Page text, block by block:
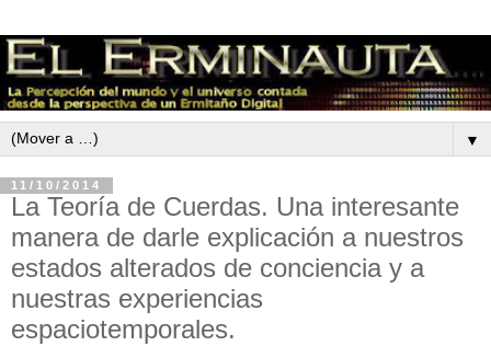
▼
11/10/2014
La Teoría de Cuerdas. Una interesante
manera de darle explicación a nuestros
estados alterados de conciencia y a
nuestras experiencias
espaciotemporales.